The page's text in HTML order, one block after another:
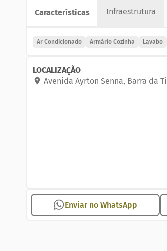
geminado ao shopping Via
Agende uma visita!!! Nosso telefone
Lucrum Imobiliária, especializada
Características Infraestrutura
Ar Condicionado Armário Cozinha Lavabo
LOCALIZAÇÃO
Avenida Ayrton Senna, Barra da
Enviar no WhatsApp